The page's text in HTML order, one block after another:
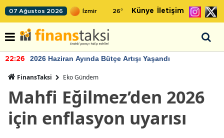
07 Ağustos 2026 26° Künye İletişim
22:26 2026 Haziran Ayında Bütçe Artışı Yaşandı
FinansTaksi Eko Gündem
Mahfi Eğilmez’den 2026
için enflasyon uyarısı